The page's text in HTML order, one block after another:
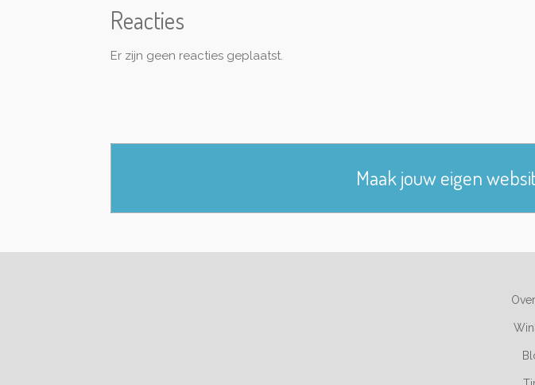
Reacties
Er zijn geen reacties geplaatst.
Maak jouw eigen